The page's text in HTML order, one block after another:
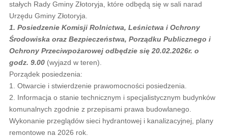
stałych Rady Gminy Złotoryja, które odbędą się w sali narad
Urzędu Gminy Złotoryja.
1. Posiedzenie Komisji Rolnictwa, Leśnictwa i Ochrony
Środowiska oraz Bezpieczeństwa, Porządku Publicznego i
Ochrony Przeciwpożarowej odbędzie się 20.02.2026r. o
godz. 9.00(wyjazd w teren).
Porządek posiedzenia:
1. Otwarcie i stwierdzenie prawomocności posiedzenia.
2. Informacja o stanie technicznym i specjalistycznym budynków
komunalnych zgodnie z przepisami prawa budowlanego.
Wykonanie przeglądów sieci hydrantowej i kanalizacyjnej, plany
remontowe na 2026 rok.